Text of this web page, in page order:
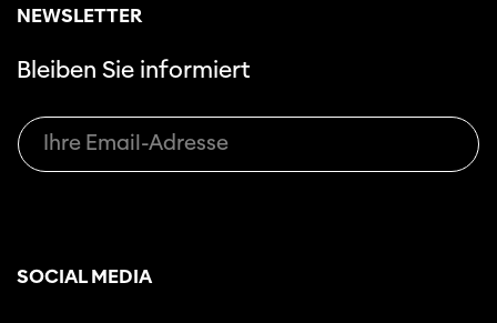
NEWSLETTER
Bleiben Sie informiert
SOCIAL MEDIA